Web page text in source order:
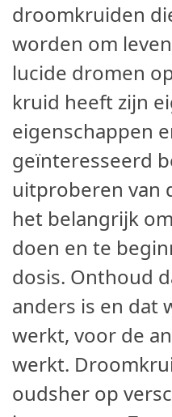
droomkruiden
worden om
lucide dromen
kruid heeft zijn
eigenschappen
geïnteresseerd
uitproberen van
het belangrijk
doen en te
dosis. Onthoud
anders is en dat
werkt, voor de
werkt.
oudsher op